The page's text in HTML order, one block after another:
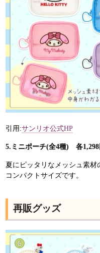
引用:サンリオ公式HP
5.ミニポーチ(全4種) 各1,298
夏にピッタリなメッシュ素
コンパクトサイズです。
再販グッズ